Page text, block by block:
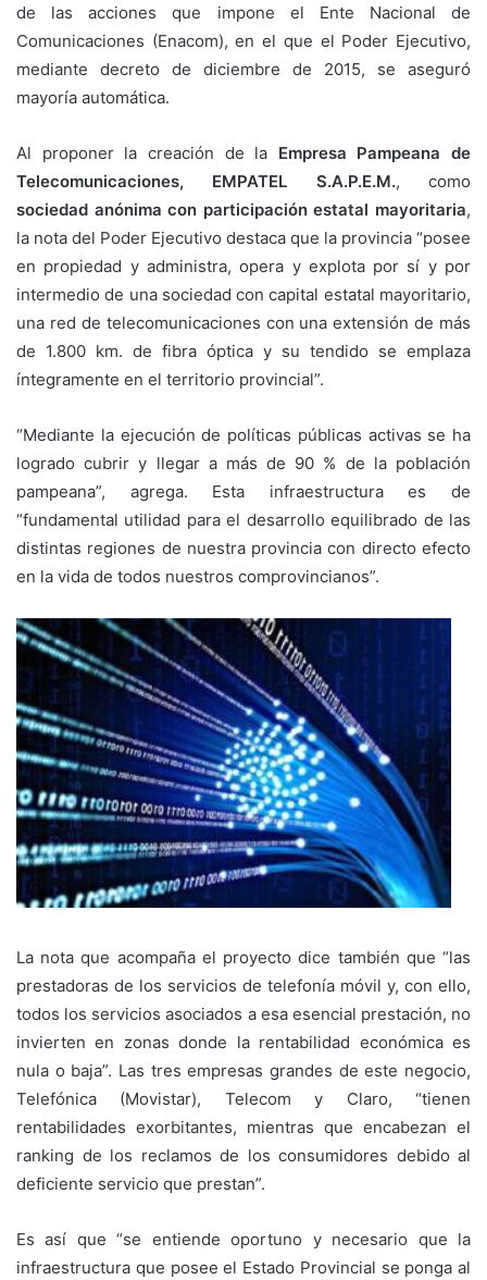
de las acciones que impone el Ente Nacional de
Comunicaciones (Enacom), en el que el Poder Ejecutivo,
mediante decreto de diciembre de 2015, se aseguró
mayoría automática.
Al proponer la creación de la Empresa Pampeana de
Telecomunicaciones,
EMPATEL S.A.P.E.M., como
sociedad anónima con participación estatal mayoritaria,
la nota del Poder Ejecutivo destaca que la provincia “posee
en propiedad y administra, opera y explota por sí y por
intermedio de una sociedad con capital estatal mayoritario,
una red de telecomunicaciones con una extensión de más
de 1.800 km. de fibra óptica y su tendido se emplaza
íntegramente en el territorio provincial”.
“Mediante la ejecución de políticas públicas activas se ha
logrado cubrir y llegar a más de 90 % de la población
pampeana”, agrega. Esta infraestructura es de
“fundamental utilidad para el desarrollo equilibrado de las
distintas regiones de nuestra provincia con directo efecto
en la vida de todos nuestros comprovincianos”.
La nota que acompaña el proyecto dice también que “las
prestadoras de los servicios de telefonía móvil y, con ello,
todos los servicios asociados a esa esencial prestación, no
invierten en zonas donde la rentabilidad económica es
nula o baja”. Las tres empresas grandes de este negocio,
Telefónica (Movistar), Telecom y Claro, “tienen
rentabilidades exorbitantes, mientras que encabezan el
ranking de los reclamos de los consumidores debido al
deficiente servicio que prestan”.
Es así que “se entiende oportuno y necesario que la
infraestructura que posee el Estado Provincial se ponga al